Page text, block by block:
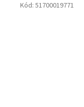
Kód: 51700019771